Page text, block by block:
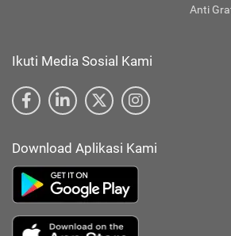
Anti
Ikuti Media Sosial Kami
Download Aplikasi Kami